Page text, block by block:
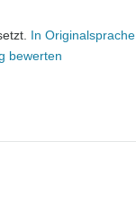
In
bewerten